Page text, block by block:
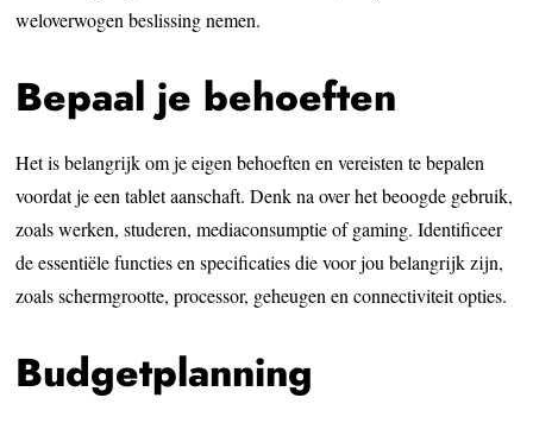
weloverwogen beslissing nemen.
Bepaal je behoeften
Het is belangrijk om je eigen behoeften en vereisten te bepalen
voordat je een tablet aanschaft. Denk na over het beoogde gebruik,
zoals werken, studeren, mediaconsumptie of gaming. Identificeer
de essentiële functies en specificaties die voor jou belangrijk zijn,
zoals schermgrootte, processor, geheugen en connectiviteit opties.
Budgetplanning